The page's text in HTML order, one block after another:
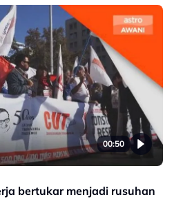
00:50
bertukar menjadi rusuhan